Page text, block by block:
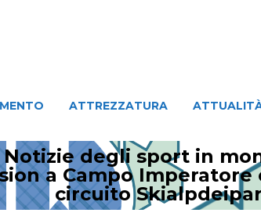
ATTREZZATURA
Notizie degli sport in
a Campo
circuito